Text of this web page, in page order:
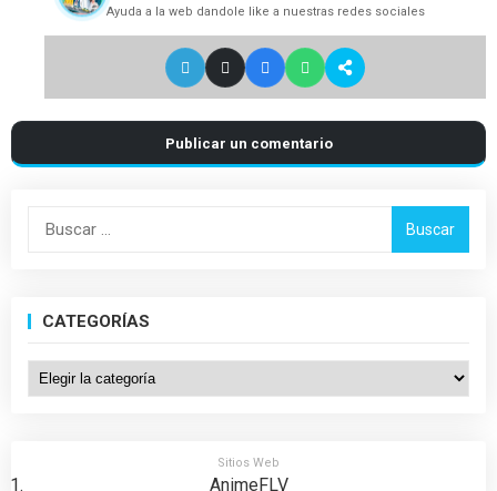
Ayuda a la web dandole like a nuestras redes sociales
Publicar un comentario
Buscar:
CATEGORÍAS
Categorías
Sitios Web
AnimeFLV